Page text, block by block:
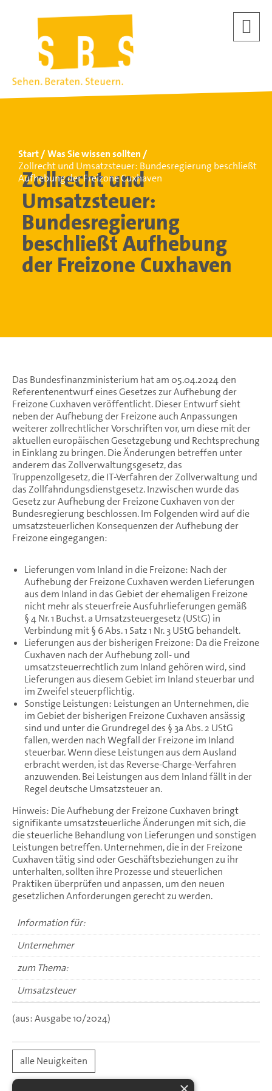
Start
Was Sie wissen sollten
Zollrecht und Umsatzsteuer: Bundesregierung beschließt
Aufhebung der Freizone Cuxhaven
Zollrecht und
Umsatzsteuer:
Bundesregierung
beschließt Aufhebung
der Freizone Cuxhaven
Das Bundesfinanzministerium hat am 05.04.2024 den
Referentenentwurf eines Gesetzes zur Aufhebung der
Freizone Cuxhaven veröffentlicht. Dieser Entwurf sieht
neben der Aufhebung der Freizone auch Anpassungen
weiterer zollrechtlicher Vorschriften vor, um diese mit der
aktuellen europäischen Gesetzgebung und Rechtsprechung
in Einklang zu bringen. Die Änderungen betreffen unter
anderem das Zollverwaltungsgesetz, das
Truppenzollgesetz, die IT-Verfahren der Zollverwaltung und
das Zollfahndungsdienstgesetz. Inzwischen wurde das
Gesetz zur Aufhebung der Freizone Cuxhaven von der
Bundesregierung beschlossen. Im Folgenden wird auf die
umsatzsteuerlichen Konsequenzen der Aufhebung der
Freizone eingegangen:
Lieferungen vom Inland in die Freizone: Nach der
Aufhebung der Freizone Cuxhaven werden Lieferungen
aus dem Inland in das Gebiet der ehemaligen Freizone
nicht mehr als steuerfreie Ausfuhrlieferungen gemäß
§ 4 Nr. 1 Buchst. a Umsatzsteuergesetz (UStG) in
Verbindung mit § 6 Abs. 1 Satz 1 Nr. 3 UStG behandelt.
Lieferungen aus der bisherigen Freizone: Da die Freizone
Cuxhaven nach der Aufhebung zoll- und
umsatzsteuerrechtlich zum Inland gehören wird, sind
Lieferungen aus diesem Gebiet im Inland steuerbar und
im Zweifel steuerpflichtig.
Sonstige Leistungen: Leistungen an Unternehmen, die
im Gebiet der bisherigen Freizone Cuxhaven ansässig
sind und unter die Grundregel des § 3a Abs. 2 UStG
fallen, werden nach Wegfall der Freizone im Inland
steuerbar. Wenn diese Leistungen aus dem Ausland
erbracht werden, ist das Reverse-Charge-Verfahren
anzuwenden. Bei Leistungen aus dem Inland fällt in der
Regel deutsche Umsatzsteuer an.
Hinweis: Die Aufhebung der Freizone Cuxhaven bringt
signifikante umsatzsteuerliche Änderungen mit sich, die
die steuerliche Behandlung von Lieferungen und sonstigen
Leistungen betreffen. Unternehmen, die in der Freizone
Cuxhaven tätig sind oder Geschäftsbeziehungen zu ihr
unterhalten, sollten ihre Prozesse und steuerlichen
Praktiken überprüfen und anpassen, um den neuen
gesetzlichen Anforderungen gerecht zu werden.
Information für:
Unternehmer
zum Thema:
Umsatzsteuer
(aus: Ausgabe 10/2024)
alle Neuigkeiten